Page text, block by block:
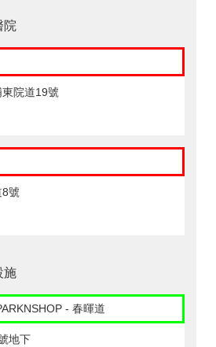
院
院道19號
8號
施
- 春暉道
地下